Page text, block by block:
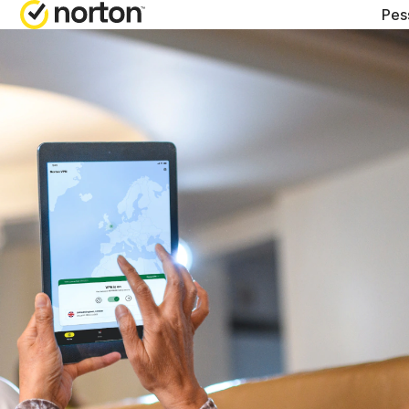
Norton 360 Premium
Norton 360 Deluxe
Norton 360 Standard
Todos os produtos e